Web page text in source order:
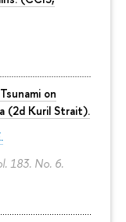
on
(2d Kuril Strait).
183. No. 6.